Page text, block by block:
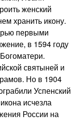
женский
хранить икону.
первыми
в 1594 году
святыней и
Но в 1904
Успенский
исчезла
России на